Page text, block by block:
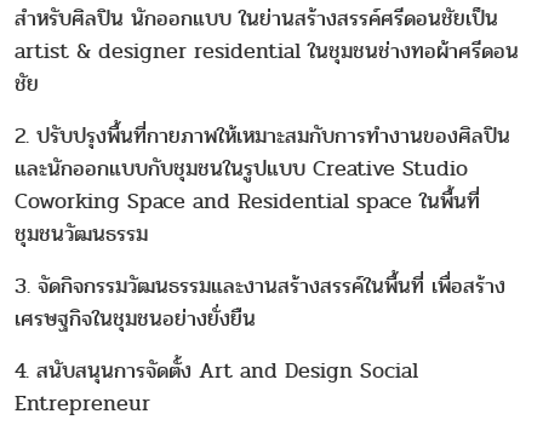
สำหรับศิลปิน นักออกแบบ ในย่านสร้างสรรค์ศรีดอนชัยเป็น
artist & designer residential ในชุมชนช่างทอผ้าศรีดอน
ชัย
2. ปรับปรุงพื้นที่กายภาพให้เหมาะสมกับการทำงานของศิลปิน
และนักออกแบบกับชุมชนในรูปแบบ Creative Studio
Coworking Space and Residential space ในพื้นที่
ชุมชนวัฒนธรรม
3. จัดกิจกรรมวัฒนธรรมและงานสร้างสรรค์ในพื้นที่ เพื่อสร้าง
เศรษฐกิจในชุมชนอย่างยั่งยืน
4. สนับสนุนการจัดตั้ง Art and Design Social
Entrepreneur